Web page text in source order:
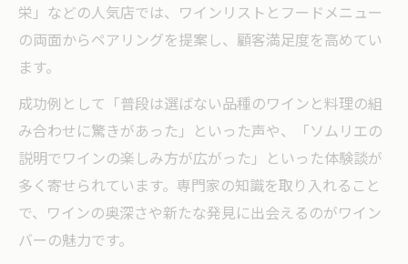
栄」などの人気店では、ワインリストとフードメニュー
の両面からペアリングを提案し、顧客満足度を高めてい
ます。
成功例として「普段は選ばない品種のワインと料理の組
み合わせに驚きがあった」といった声や、「ソムリエの
説明でワインの楽しみ方が広がった」といった体験談が
多く寄せられています。専門家の知識を取り入れること
で、ワインの奥深さや新たな発見に出会えるのがワイン
バーの魅力です。